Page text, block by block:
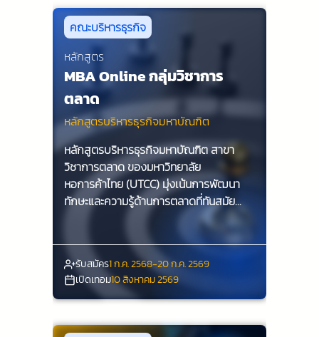
คณะบริหารธุรกิจ
หลักสูตร
MBA Online กลุ่มวิชาการ
ตลาด
หลักสูตรบริหารธุรกิจมหาบัณฑิต
หลักสูตรบริหารธุรกิจมหาบัณฑิต สาขา
วิชาการตลาด ของมหาวิทยาลัย
หอการค้าไทย (UTCC) มุ่งเน้นการพัฒนา
ทักษะและความรู้ด้านการตลาดที่ทันสมัย
เพื่อเตรียมความพร้อมให้กับนักศึกษาในการ
เป็นผู้นำทางธุรกิจในยุคดิจิทัล ด้วยการเรียน
รู้จากผู้เชี่ยวชาญและการปฏิบัติจริง
นักศึกษาจะได้รับประสบการณ์ที่มีคุณค่าและ
สามารถนำไปประยุกต์ใช้ในโลกธุรกิจได้อย่าง
มีประสิทธิภาพ
รับสมัคร1 ก.ค. 2568-20 ก.ค. 2569
เปิดเทอม10 สิงหาคม 2569